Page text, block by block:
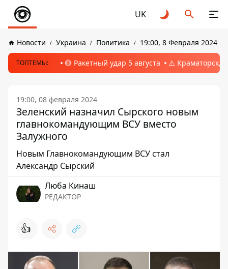
UK
Новости Украина Политика 19:00, 8 Февраля 2024
ТОПТЕМЫ: 🔴 Ракетный удар 5 августа ⚠️ Краматорск,
19:00, 08 февраля 2024
Зеленский назначил Сырского новым
главнокомандующим ВСУ вместо
Залужного
Новым Главнокомандующим ВСУ стал
Александр Сырский
Люба Кинаш
РЕДАКТОР
👍